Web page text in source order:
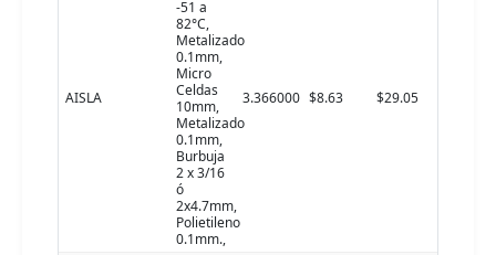
AISLA
-51 a
82°C,
Metalizado
0.1mm,
Micro
Celdas
10mm,
Metalizado
0.1mm,
Burbuja
2 x 3/16
ó
2x4.7mm,
Polietileno
0.1mm.,
3.366000 $8.63 $29.05